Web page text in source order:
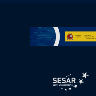
Ir a Plan de